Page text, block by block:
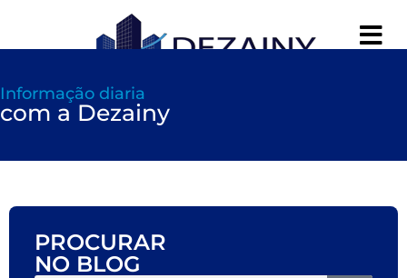
Informação diaria
com a Dezainy
PROCURAR
NO BLOG